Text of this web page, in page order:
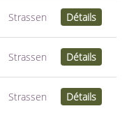
Strassen Détails
Strassen Détails
Strassen Détails